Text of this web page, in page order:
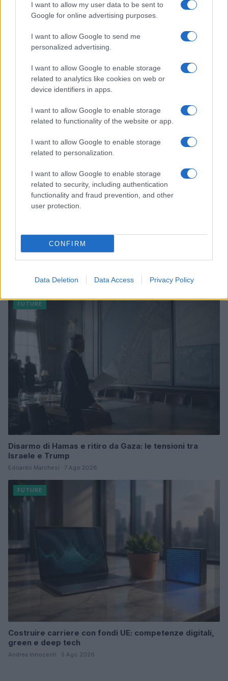
I want to allow my user data to be sent to
Google for online advertising purposes.
I want to allow Google to send me
personalized advertising.
I want to allow Google to enable storage
related to analytics like cookies on web or
device identifiers in apps.
I want to allow Google to enable storage
related to functionality of the website or app.
I want to allow Google to enable storage
related to personalization.
I want to allow Google to enable storage
related to security, including authentication
functionality and fraud prevention, and other
user protection.
CONFIRM
Data Deletion Data Access Privacy Policy
Continua a leggere
FUTURE
Rasoio elettrico Braun Serie 3 310s: recensione e
Edoardo Vitali · 9 Ago 2026
FUTURE
Disarmo di Hamas e ritiro da Gaza: le tensioni tra
Israele e Trump
Edoardo Marchesi · 7 Ago 2026
FUTURE
Costruire carriere con fondi UE: competenze digitali,
green e deep tech
Andrea Innocenti · 5 Ago 2026